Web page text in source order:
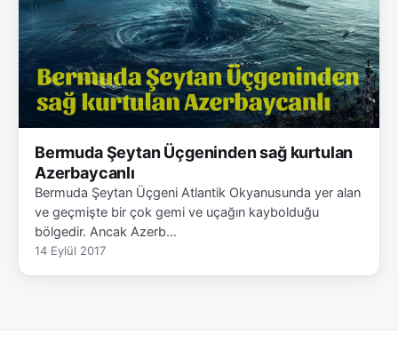
Bermuda Şeytan Üçgeninden sağ kurtulan
Azerbaycanlı
Bermuda Şeytan Üçgeni Atlantik Okyanusunda yer alan
ve geçmişte bir çok gemi ve uçağın kaybolduğu
bölgedir. Ancak Azerb…
14 Eylül 2017